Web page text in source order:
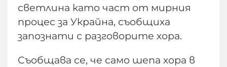
светлина като част от мирния
процес за Украйна, съобщиха
запознати с разговорите хора.
Съобщава се, че само шепа хора в